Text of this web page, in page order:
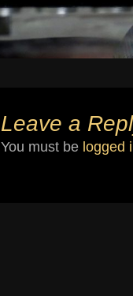
Leave a
You must be logged